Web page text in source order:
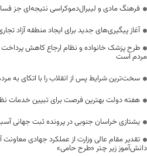
فرهنگ مادی و لیبرال‌دموکراسی نتیجه‌ای جز
آغاز پیگیری‌های جدید برای ایجاد منطقه آزاد
طرح پزشک خانواده و نظام ارجاع کاهش
مردم است
سخت‌ترین شرایط پس از انقلاب را با اتکای به
هفته دولت بهترین فرصت برای تبیین خدمات
یشتازی خراسان جنوبی در پرونده ثبت جهانی
دانش‌آموز زیر چتر «طرح حامی»